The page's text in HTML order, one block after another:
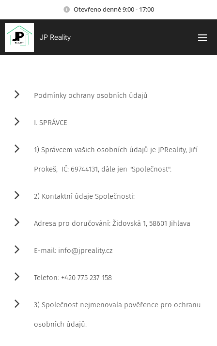
Otevřeno denně 9:00 - 17:00
JP Reality
Podmínky ochrany osobních údajů
I. SPRÁVCE
1) Správcem vašich osobních údajů je JPReality, Jiří
Prokeš, IČ: 69744131, dále jen "Společnost".
2) Kontaktní údaje Společnosti:
Adresa pro doručování: Židovská 1, 58601 Jihlava
E-mail: info@jpreality.cz
Telefon: +420 775 237 158
3) Společnost nejmenovala pověřence pro ochranu
osobních údajů.